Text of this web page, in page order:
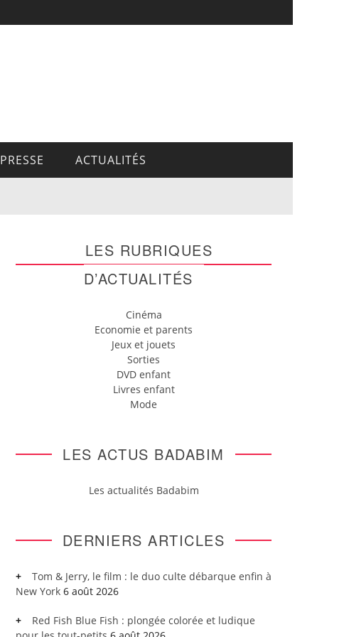
PRESSE ACTUALITÉS
LES RUBRIQUES
D’ACTUALITÉS
Cinéma
Economie et parents
Jeux et jouets
Sorties
DVD enfant
Livres enfant
Mode
LES ACTUS BADABIM
Les actualités Badabim
DERNIERS ARTICLES
Tom & Jerry, le film : le duo culte débarque enfin à
New York 6 août 2026
Red Fish Blue Fish : plongée colorée et ludique